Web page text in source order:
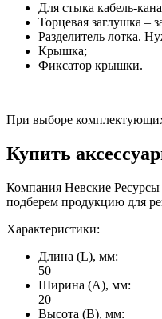
Для стыка кабель-
Торцевая заглушка –
Разделитель лотка.
Крышка;
Фиксатор крышки.
При выборе
Купить
Компания Невские
подберем продукцию для
Характеристики:
Длина (L), мм:
50
Ширина (А), мм:
20
Высота (В), мм: